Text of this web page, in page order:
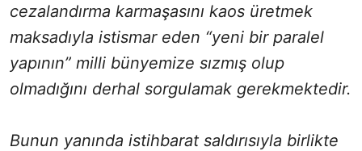
cezalandırma karmaşasını kaos üretmek
maksadıyla istismar eden “yeni bir paralel
yapının” milli bünyemize sızmış olup
olmadığını derhal sorgulamak gerekmektedir.
Bunun yanında istihbarat saldırısıyla birlikte